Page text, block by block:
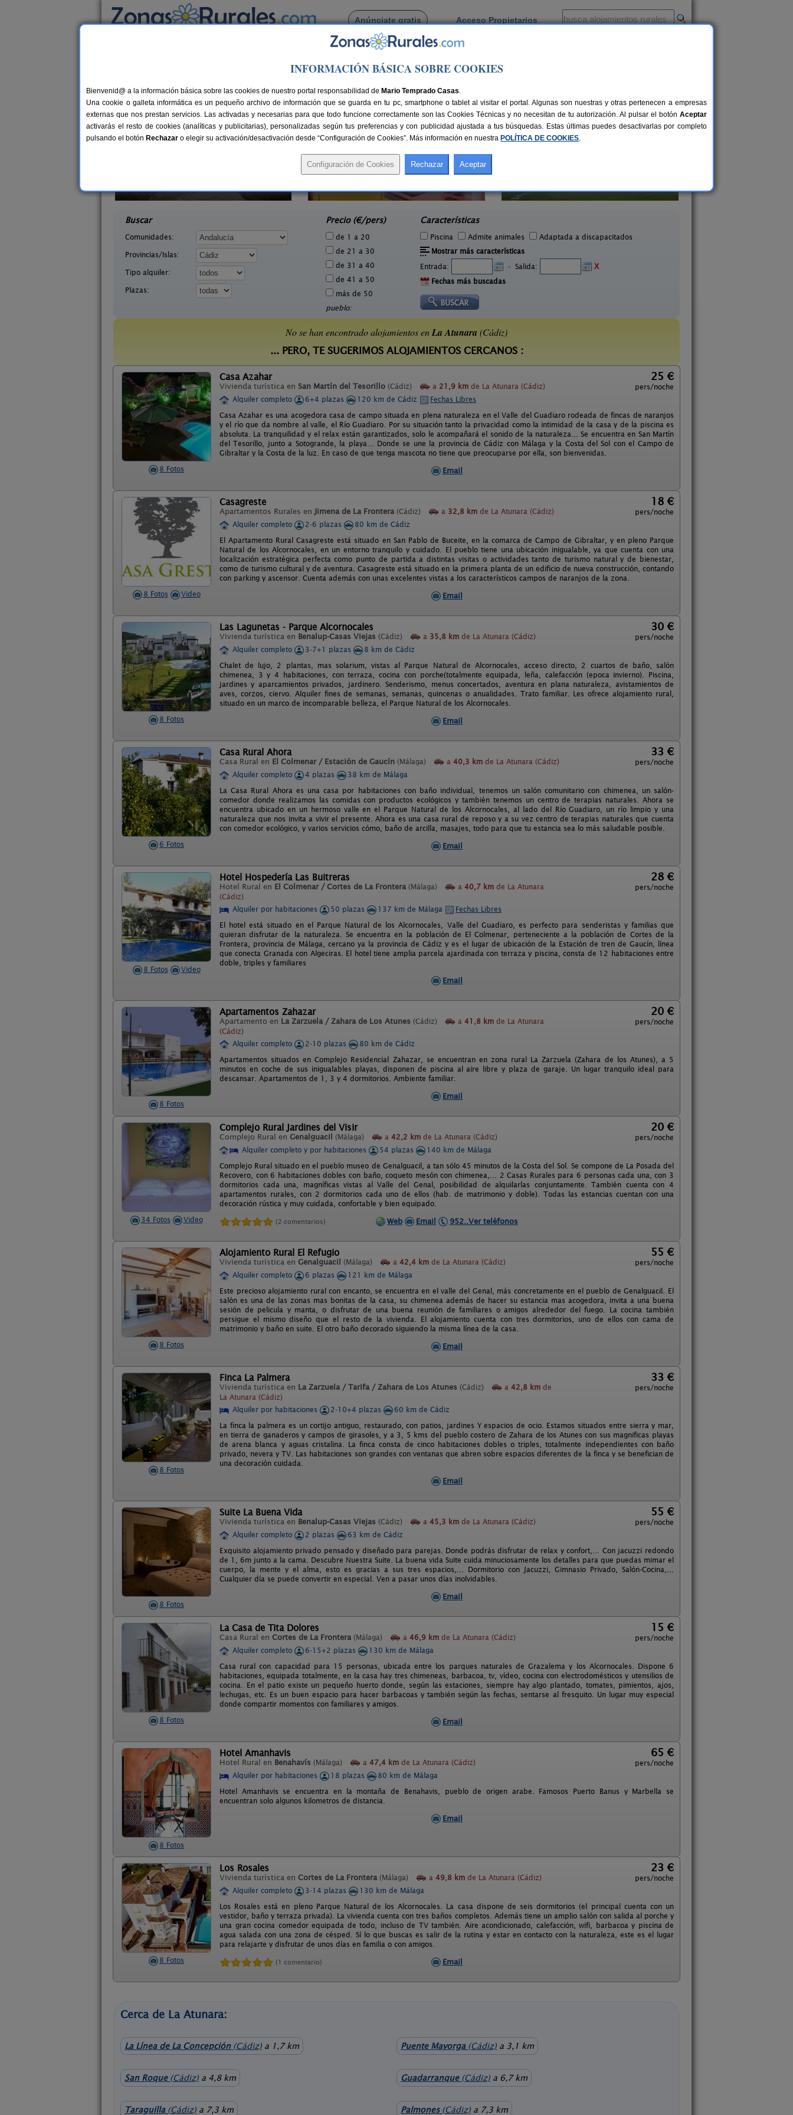
Anúnciate gratis Acceso Propietarios
Busca por pueblo
Casas Rurales cerca de La Atunara
20 €
Casa Rural XANADU
Buscar
Comunidades:
Provincias/Islas:
Tipo alquiler:
Plazas:
Precio (€/pers)
de 1 a 20
de 21 a 30
de 31 a 40
de 41 a 50
más de 50
pueblo:
Características
Piscina Admite animales
Adaptada a discapacitados
Mostrar más características
Entrada:
- Salida:
X
Fechas más buscadas
No se han encontrado alojamientos enLa Atunara (Cádiz)
... PERO, TE SUGERIMOS ALOJAMIENTOS CERCANOS :
8 Fotos
Casa Azahar
Vivienda turística en San Martín del Tesorillo (Cádiz) a 21,9 km de La Atunara (Cádiz)
25 €
pers/noche
Alquiler completo
6+4 plazas 120 km de Cádiz
Fechas Libres
Casa Azahar es una acogedora casa de campo situada en plena naturaleza en el Valle del Guadiaro rodeada de fincas de naranjos
y el río que da nombre al valle, el Río Guadiaro. Por su situación tanto la privacidad como la intimidad de la casa y de la piscina es
absoluta. La tranquilidad y el relax están garantizados, solo le acompañará el sonido de la naturaleza... Se encuentra en San Martín
del Tesorillo, junto a Sotogrande, la playa... Donde se une la provincia de Cádiz con Málaga y la Costa del Sol con el Campo de
Gibraltar y la Costa de la luz. En caso de que tenga mascota no tiene que preocuparse por ella, son bienvenidas.
Email
8 Fotos Video
Casagreste
Apartamentos Rurales enJimena de La Frontera (Cádiz) a 32,8 km de La Atunara (Cádiz)
18 €
pers/noche
Alquiler completo
2-6 plazas
80 km de Cádiz
El Apartamento Rural Casagreste está situado en San Pablo de Buceite, en la comarca de Campo de Gibraltar, y en pleno Parque
Natural de los Alcornocales, en un entorno tranquilo y cuidado. El pueblo tiene una ubicación inigualable, ya que cuenta con una
localización estratégica perfecta como punto de partida a distintas visitas o actividades tanto de turismo natural y de bienestar,
como de turismo cultural y de aventura. Casagreste está situado en la primera planta de un edificio de nueva construcción, contando
con parking y ascensor. Cuenta además con unas excelentes vistas a los característicos campos de naranjos de la zona.
Email
8 Fotos
Las Lagunetas - Parque Alcornocales
Vivienda turística en Benalup-Casas Viejas (Cádiz) a 35,8 km de La Atunara (Cádiz)
30 €
pers/noche
Alquiler completo
3-7+1 plazas
8 km de Cádiz
Chalet de lujo, 2 plantas, mas solarium, vistas al Parque Natural de Alcornocales, acceso directo, 2 cuartos de baño, salón
chimenea, 3 y 4 habitaciones, con terraza, cocina con porche(totalmente equipada, leña, calefacción (epoca invierno). Piscina,
jardines y aparcamientos privados, jardinero. Senderismo, menus concertados, aventura en plana naturaleza, avistamientos de
aves, corzos, ciervo. Alquiler fines de semanas, semanas, quincenas o anualidades. Trato familiar. Les ofrece alojamiento rural,
situado en un marco de incomparable belleza, el Parque Natural de los Alcornocales.
Email
6 Fotos
Casa Rural Ahora
Casa Rural en El Colmenar / Estación de Gaucín (Málaga) a 40,3 km de La Atunara (Cádiz)
33 €
pers/noche
Alquiler completo
4 plazas
38 km de Málaga
La Casa Rural Ahora es una casa por habitaciones con baño individual, tenemos un salón comunitario con chimenea, un salón-
comedor donde realizamos las comidas con productos ecológicos y también tenemos un centro de terapias naturales. Ahora se
encuentra ubicado en un hermoso valle en el Parque Natural de los Alcornocales, al lado del Río Guadiaro, un río limpio y una
naturaleza que nos invita a vivir el presente. Ahora es una casa rural de reposo y a su vez centro de terapias naturales que cuenta
con comedor ecológico, y varios servicios cómo, baño de arcilla, masajes, todo para que tu estancia sea lo más saludable posible.
Email
8 Fotos Video
Hotel Hospedería Las Buitreras
Hotel Rural en El Colmenar / Cortes de La Frontera (Málaga) a 40,7 km de La Atunara
(Cádiz)
28 €
pers/noche
Alquiler por habitaciones 50 plazas 137 km de Málaga
Fechas Libres
El hotel está situado en el Parque Natural de los Alcornocales, Valle del Guadiaro, es perfecto para senderistas y familias que
quieran disfrutar de la naturaleza. Se encuentra en la población de El Colmenar, perteneciente a la población de Cortes de la
Frontera, provincia de Málaga, cercano ya la provincia de Cádiz y es el lugar de ubicación de la Estación de tren de Gaucín, línea
que conecta Granada con Algeciras. El hotel tiene amplia parcela ajardinada con terraza y piscina, consta de 12 habitaciones entre
doble, triples y familiares
Email
8 Fotos
Apartamentos Zahazar
Apartamento en La Zarzuela / Zahara de Los Atunes (Cádiz) a 41,8 km de La Atunara
(Cádiz)
20 €
pers/noche
Alquiler completo 2-10 plazas
80 km de Cádiz
Apartamentos situados en Complejo Residencial Zahazar, se encuentran en zona rural La Zarzuela (Zahara de los Atunes), a 5
minutos en coche de sus inigualables playas, disponen de piscina al aire libre y plaza de garaje. Un lugar tranquilo ideal para
descansar. Apartamentos de 1, 3 y 4 dormitorios. Ambiente familiar.
Email
34 Fotos Video
Complejo Rural Jardines del Visir
Complejo Rural en Genalguacil (Málaga) a 42,2 km de La Atunara (Cádiz)
20 €
pers/noche
Alquiler completo y por habitaciones
54 plazas
140 km de Málaga
Complejo Rural situado en el pueblo museo de Genalguacil, a tan sólo 45 minutos de la Costa del Sol. Se compone de La Posada del
Recovero, con 6 habitaciones dobles con baño, coqueto mesón con chimenea,... 2 Casas Rurales para 6 personas cada una, con 3
dormitorios cada una, magníficas vistas al Valle del Genal, posibilidad de alquilarlas conjuntamente. También cuenta con 4
apartamentos rurales, con 2 dormitorios cada uno de ellos (hab. de matrimonio y doble). Todas las estancias cuentan con una
decoración rústica y muy cuidada, confortable y bien equipado.
(2 comentarios) Web Email 952..Ver teléfonos
8 Fotos
Alojamiento Rural El Refugio
Vivienda turística en Genalguacil (Málaga) a 42,4 km de La Atunara (Cádiz)
55 €
pers/noche
Alquiler completo
6 plazas
121 km de Málaga
Este precioso alojamiento rural con encanto, se encuentra en el valle del Genal, más concretamente en el pueblo de Genalguacil. El
salón es una de las zonas mas bonitas de la casa, su chimenea además de hacer su estancia mas acogedora, invita a una buena
sesión de pelicula y manta, o disfrutar de una buena reunión de familiares o amigos alrededor del fuego. La cocina también
persigue el mismo diseño que el resto de la vivienda. El alojamiento cuenta con tres dormitorios, uno de ellos con cama de
matrimonio y baño en suite. El otro baño decorado siguiendo la misma línea de la casa.
Email
8 Fotos
Finca La Palmera
Vivienda turística en La Zarzuela / Tarifa / Zahara de Los Atunes (Cádiz) a 42,8 km de
La Atunara (Cádiz)
33 €
pers/noche
Alquiler por habitaciones 2-10+4 plazas
60 km de Cádiz
La finca la palmera es un cortijo antiguo, restaurado, con patios, jardines Y espacios de ocio. Estamos situados entre sierra y mar,
en tierra de ganaderos y campos de girasoles, y a 3, 5 kms del pueblo costero de Zahara de los Atunes con sus magnificas playas
de arena blanca y aguas cristalina. La finca consta de cinco habitaciones dobles o triples, totalmente independientes con baño
privado, nevera y TV. Las habitaciones son grandes con ventanas que abren sobre espacios diferentes de la finca y se benefician de
una decoración cuidada.
Email
8 Fotos
Suite La Buena Vida
Vivienda turística en Benalup-Casas Viejas (Cádiz) a 45,3 km de La Atunara (Cádiz)
55 €
pers/noche
Alquiler completo
2 plazas
63 km de Cádiz
Exquisito alojamiento privado pensado y diseñado para parejas. Donde podrás disfrutar de relax y confort,... Con jacuzzi redondo
de 1, 6m junto a la cama. Descubre Nuestra Suite. La buena vida Suite cuida minuciosamente los detalles para que puedas mimar el
cuerpo, la mente y el alma, esto es gracias a sus tres espacios,... Dormitorio con Jacuzzi, Gimnasio Privado, Salón-Cocina,...
Cualquier día se puede convertir en especial. Ven a pasar unos días inolvidables.
Email
8 Fotos
La Casa de Tita Dolores
Casa Rural en Cortes de La Frontera (Málaga) a 46,9 km de La Atunara (Cádiz)
15 €
pers/noche
Alquiler completo
6-15+2 plazas
130 km de Málaga
Casa rural con capacidad para 15 personas, ubicada entre los parques naturales de Grazalema y los Alcornocales. Dispone 6
habitaciones, equipada totalmente, en la casa hay tres chimeneas, barbacoa, tv, vídeo, cocina con electrodomésticos y utensilios de
cocina. En el patio existe un pequeño huerto donde, según las estaciones, siempre hay algo plantado, tomates, pimientos, ajos,
lechugas, etc. Es un buen espacio para hacer barbacoas y también según las fechas, sentarse al fresquito. Un lugar muy especial
donde compartir momentos con familiares y amigos.
Email
8 Fotos
Hotel Amanhavis
Hotel Rural en Benahavís (Málaga) a 47,4 km de La Atunara (Cádiz)
65 €
pers/noche
Alquiler por habitaciones
18 plazas
80 km de Málaga
Hotel Amanhavis se encuentra en la montaña de Benahavis, pueblo de origen arabe. Famosos Puerto Banus y Marbella se
encuentran solo algunos kilometros de distancia.
Email
8 Fotos
Los Rosales
Vivienda turística en Cortes de La Frontera (Málaga) a 49,8 km de La Atunara (Cádiz)
23 €
pers/noche
Alquiler completo
3-14 plazas
130 km de Málaga
Los Rosales está en pleno Parque Natural de los Alcornocales. La casa dispone de seis dormitorios (el principal cuenta con un
vestidor, baño y terraza privada). La vivienda cuenta con tres baños completos. Además tiene un amplio salón con salida al porche y
una gran cocina comedor equipada de todo, incluso de TV también. Aire acondicionado, calefacción, wifi, barbacoa y piscina de
agua salada con una zona de césped. Sí lo que buscas es salir de la rutina y estar en contacto con la naturaleza, este es el lugar
para relajarte y disfrutar de unos días en familia o con amigos.
(1 comentario) Email
Cerca de La Atunara:
La Línea de La Concepción(Cádiz) a 1,7 km Puente Mayorga(Cádiz) a 3,1 km
San Roque(Cádiz) a 4,8 km Guadarranque(Cádiz) a 6,7 km
Taraguilla(Cádiz) a 7,3 km Palmones(Cádiz) a 7,3 km
INFORMACIÓN BÁSICA SOBRE COOKIES
Bienvenid@ a la información básica sobre las cookies de nuestro portal responsabilidad de Mario Temprado Casas.
Una cookie o galleta informática es un pequeño archivo de información que se guarda en tu pc, smartphone o tablet al visitar el portal. Algunas son nuestras y otras pertenecen a empresas
externas que nos prestan servicios. Las activadas y necesarias para que todo funcione correctamente son las Cookies Técnicas y no necesitan de tu autorización. Al pulsar el botón Aceptar
activarás el resto de cookies (analíticas y publicitarias), personalizadas según tus preferencias y con publicidad ajustada a tus búsquedas. Estas últimas puedes desactivarlas por completo
pulsando el botón Rechazar o elegir su activación/desactivación desde “Configuración de Cookies”. Más información en nuestra POLÍTICA DE COOKIES.